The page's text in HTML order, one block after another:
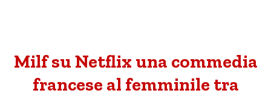
Milf su Netflix una commedia
francese al femminile tra